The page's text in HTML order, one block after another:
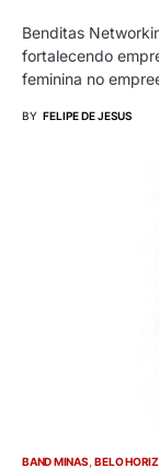
Benditas
fortalecendo
feminina no
BY FELIPE DE JESUS
BAND MINAS BELO